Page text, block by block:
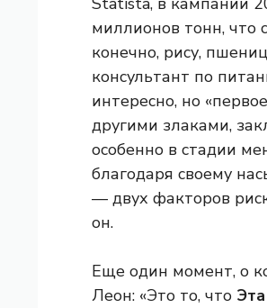
миллионов тонн, что
конечно, рису,
консультант по
интересно, но
другими злаками,
особенно в стадии
благодаря своему
— двух факторов
он.
Еще один момент, о
Леон: «Это то, что